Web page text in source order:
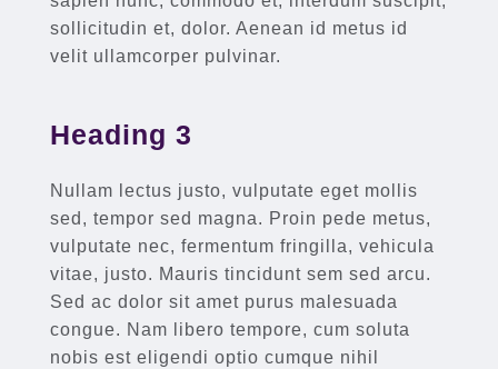
sollicitudin et, dolor. Aenean id metus id
velit ullamcorper pulvinar.
Heading 3
Nullam lectus justo, vulputate eget mollis
sed, tempor sed magna. Proin pede metus,
vulputate nec, fermentum fringilla, vehicula
vitae, justo. Mauris tincidunt sem sed arcu.
Sed ac dolor sit amet purus malesuada
congue. Nam libero tempore, cum soluta
nobis est eligendi optio cumque nihil